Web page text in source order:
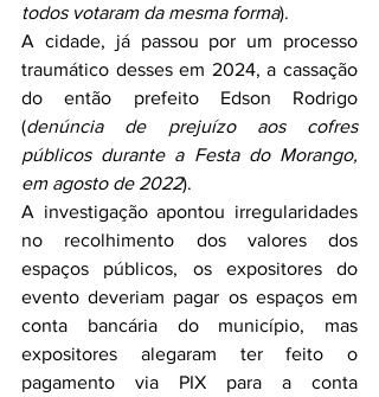
todos votaram da mesma forma).
A cidade, já passou por um processo
traumático desses em 2024, a cassação
do então prefeito Edson Rodrigo
(denúncia de prejuízo aos cofres
públicos durante a Festa do Morango,
em agosto de 2022).
A investigação apontou irregularidades
no recolhimento dos valores dos
espaços públicos, os expositores do
evento deveriam pagar os espaços em
conta bancária do município, mas
expositores alegaram ter feito o
pagamento via PIX para a conta